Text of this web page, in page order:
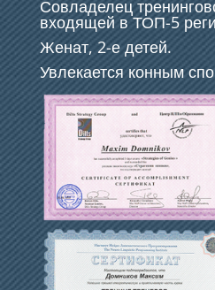
Совладелец
входящей в ТОП-5
Женат, 2-е детей.
Увлекается конным